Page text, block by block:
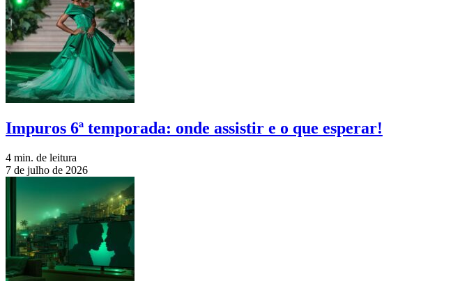
Impuros 6ª temporada: onde assistir e o que esperar!
4 min. de leitura
7 de julho de 2026